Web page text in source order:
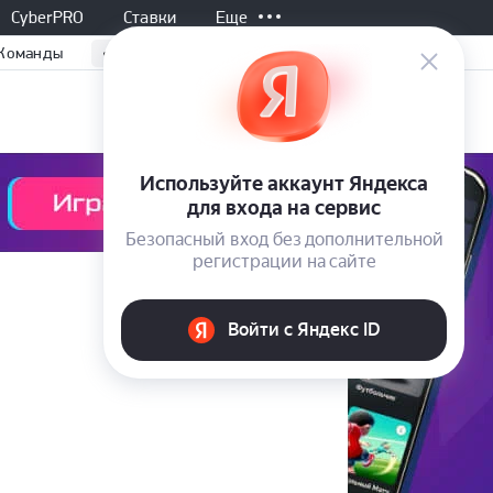
CyberPRO Ставки Еще